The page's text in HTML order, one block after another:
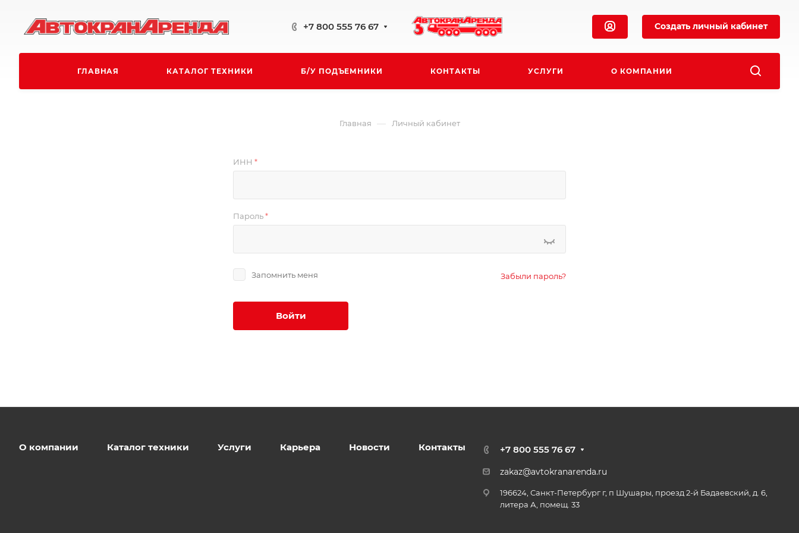
+7 800 555 76 67 Создать личный кабинет
ГЛАВНАЯ КАТАЛОГ ТЕХНИКИ Б/У ПОДЪЕМНИКИ КОНТАКТЫ УСЛУГИ О КОМПАНИИ
Главная — Личный кабинет
ИНН *
Пароль*
Запомнить меня Забыли пароль?
Войти
О компании Каталог техники Услуги Карьера Новости Контакты +7 800 555 76 67
zakaz@avtokranarenda.ru
196624, Санкт-Петербург г, п Шушары, проезд 2-й Бадаевский, д. 6,
литера А, помещ. 33